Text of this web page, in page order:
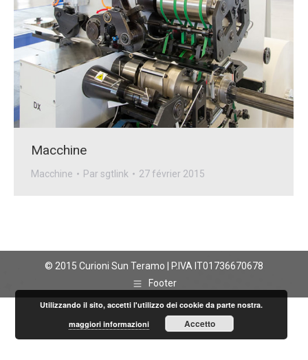
Macchine
Macchine Par sgtlink 27 février 2015
© 2015 Curioni Sun Teramo | P.IVA IT01736670678
Footer
Utilizzando il sito, accetti l'utilizzo dei cookie da parte nostra.
maggiori informazioni
Accetto